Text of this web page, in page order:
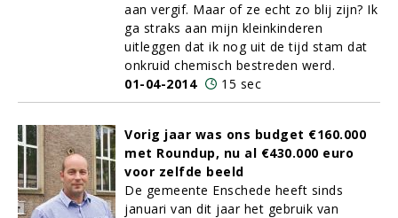
aan vergif. Maar of ze echt zo blij zijn? Ik
ga straks aan mijn kleinkinderen
uitleggen dat ik nog uit de tijd stam dat
onkruid chemisch bestreden werd.
01-04-2014
15 sec
Vorig jaar was ons budget €160.000
met Roundup, nu al €430.000 euro
voor zelfde beeld
De gemeente Enschede heeft sinds
januari van dit jaar het gebruik van